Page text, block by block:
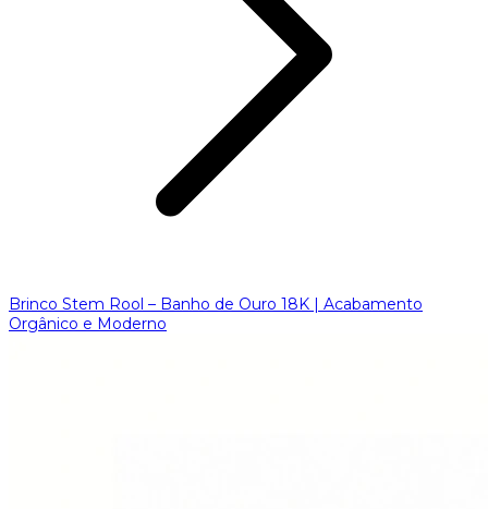
Brinco Stem Rool – Banho de Ouro 18K | Acabamento
Orgânico e Moderno